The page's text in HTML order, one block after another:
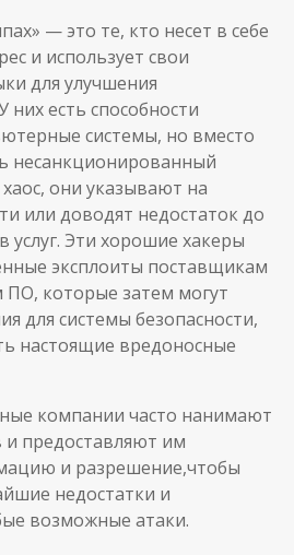
— это те, кто несет в себе
и использует свои
для улучшения
них есть способности
системы, но вместо
несанкционированный
они указывают на
или доводят недостаток до
услуг. Эти хорошие хакеры
эксплоиты поставщикам
ПО, которые затем могут
для системы безопасности,
настоящие вредоносные
компании часто нанимают
и предоставляют им
и разрешение,чтобы
недостатки и
возможные атаки.